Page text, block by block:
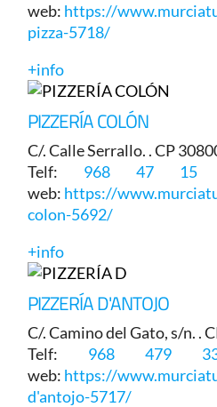
web: https://
pizza-5718/
+info
PIZZERÍA COLÓN
C/. Calle Serrallo. . CP
Telf: 968 47 15
web: https://
colon-5692/
+info
PIZZERÍA D'ANTOJO
C/. Camino del Gato, s/n. .
Telf: 968 479
web: https://
d'antojo-5717/